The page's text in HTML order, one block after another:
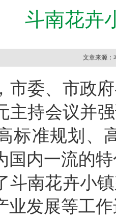
斗南花卉
文章来源：
委、市政府
主持会议并
标准规划、
国内一流的
南花卉小镇
业发展等工